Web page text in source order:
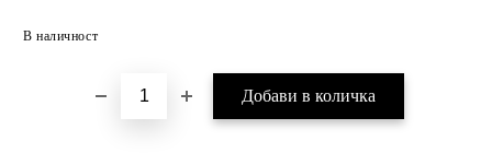
В наличност